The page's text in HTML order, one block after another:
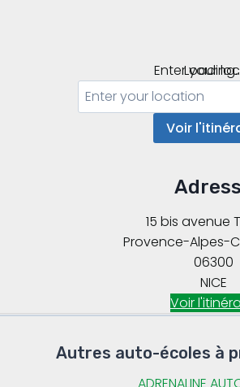
Enter your
Voir
15 bis avenue
NICE
Provence-Alpes-
06300
Voir
Autres auto-écoles à